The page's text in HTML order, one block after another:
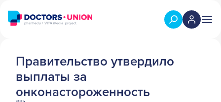
Правительство утвердило
выплаты за
онконастороженность